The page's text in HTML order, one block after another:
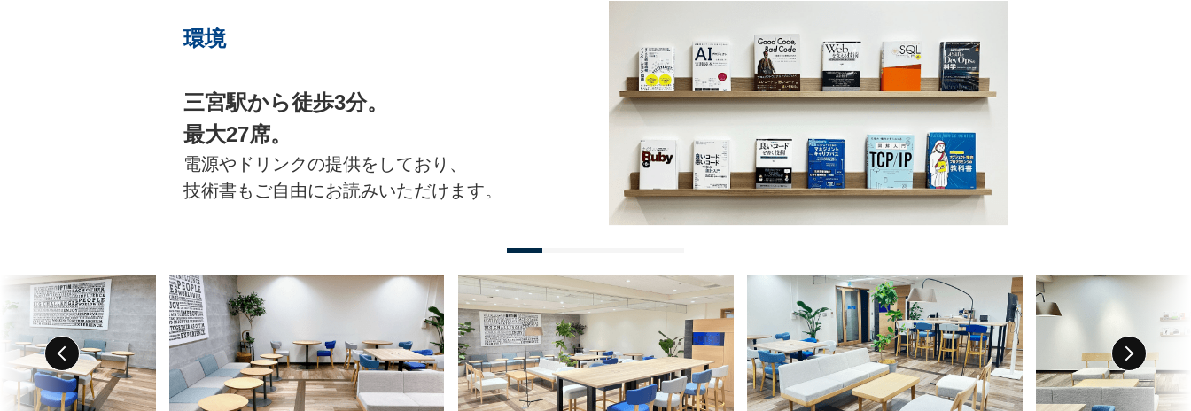
環境
三宮駅から徒歩3分。
最大27席。
電源やドリンクの提供をしており、
技術書もご自由にお読みいただけます。